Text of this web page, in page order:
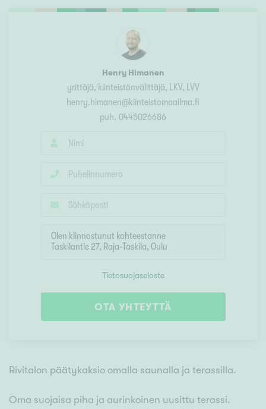
Henry Himanen
yrittäjä, kiinteistönvälittäjä, LKV, LVV
henry.himanen@kiinteistomaailma.fi
puh. 0445026686
Tietosuojaseloste
OTA YHTEYTTÄ
Rivitalon päätykaksio omalla saunalla ja terassilla.
Oma suojaisa piha ja aurinkoinen uusittu terassi.